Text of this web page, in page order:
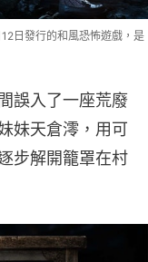
日發行的和風恐怖遊戲，是
誤入了一座荒廢
妹天倉澪，用可
步解開籠罩在村